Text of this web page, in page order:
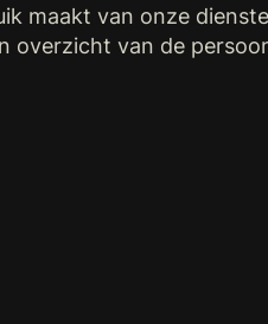
maakt van onze
overzicht van de